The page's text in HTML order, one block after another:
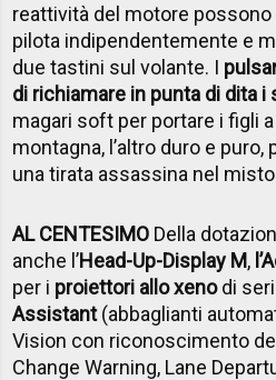
reattività del motore
pilota indipendentemente e
due tastini sul volante. I
di richiamare in punta di dita
magari soft per portare i figli
montagna, l’altro duro e puro,
una tirata assassina nel
AL CENTESIMO Della
anche l’Head-Up-Display M,
per i proiettori allo xenodi
Assistant(abbaglianti
Vision con riconoscimento
Change Warning, Lane